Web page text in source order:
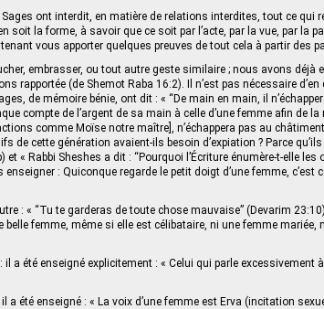
Sages ont interdit, en matière de relations interdites, tout ce qui
soit la forme, à savoir que ce soit par l’acte, par la vue, par la
vous apporter quelques preuves de tout cela à partir des
embrasser, ou tout autre geste similaire ; nous avons déjà
rapportée (de Shemot Raba 16:2). Il n’est pas nécessaire d’en
de mémoire bénie, ont dit : « “De main en main, il
compte de l’argent de sa main à celle d’une femme afin de la
comme Moïse notre maître], n’échappera pas au
de cette génération avaient-ils besoin d’expiation ? Parce
et « Rabbi Sheshes a dit : “Pourquoi l’Écriture énumère-t-elle
enseigner : Quiconque regarde le petit doigt d’une femme, c’est
: « “Tu te garderas de toute chose mauvaise” (Devarim
belle femme, même si elle est célibataire, ni une femme mariée,
il a été enseigné explicitement : « Celui qui parle excessivement
il a été enseigné : « La voix d’une femme est Erva (incitation